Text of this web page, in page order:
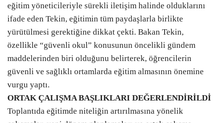
eğitim yöneticileriyle sürekli iletişim halinde olduklarını
ifade eden Tekin, eğitimin tüm paydaşlarla birlikte
yürütülmesi gerektiğine dikkat çekti. Bakan Tekin,
özellikle “güvenli okul” konusunun öncelikli gündem
maddelerinden biri olduğunu belirterek, öğrencilerin
güvenli ve sağlıklı ortamlarda eğitim almasının önemine
vurgu yaptı.
ORTAK ÇALIŞMA BAŞLIKLARI DEĞERLENDİRİLDİ
Toplantıda eğitimde niteliğin artırılmasına yönelik